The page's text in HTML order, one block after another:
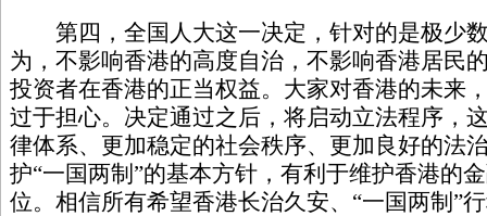
第四，全国人大这一决定，针对的是极少
为，不影响香港的高度自治，不影响香港居民
投资者在香港的正当权益。大家对香港的未来
过于担心。决定通过之后，将启动立法程序，
律体系、更加稳定的社会秩序、更加良好的法
护“一国两制”的基本方针，有利于维护香港的
位。相信所有希望香港长治久安、“一国两制”